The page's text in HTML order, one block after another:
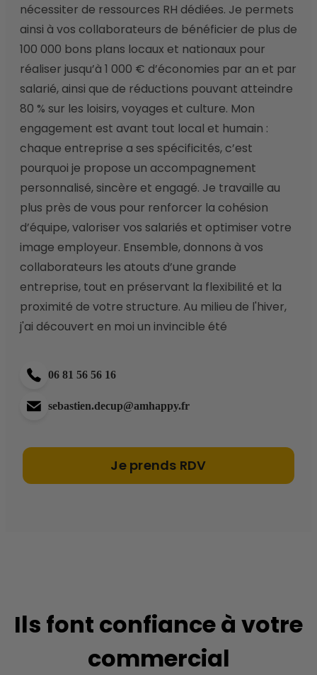
nécessiter de ressources RH dédiées. Je permets
ainsi à vos collaborateurs de bénéficier de plus de
100 000 bons plans locaux et nationaux pour
réaliser jusqu’à 1 000 € d’économies par an et par
salarié, ainsi que de réductions pouvant atteindre
80 % sur les loisirs, voyages et culture. Mon
engagement est avant tout local et humain :
chaque entreprise a ses spécificités, c’est
pourquoi je propose un accompagnement
personnalisé, sincère et engagé. Je travaille au
plus près de vous pour renforcer la cohésion
d’équipe, valoriser vos salariés et optimiser votre
image employeur. Ensemble, donnons à vos
collaborateurs les atouts d’une grande
entreprise, tout en préservant la flexibilité et la
proximité de votre structure. Au milieu de l'hiver,
j'ai découvert en moi un invincible été
06 81 56 56 16
sebastien.decup@amhappy.fr
Je prends RDV
Ils font confiance à votre
commercial